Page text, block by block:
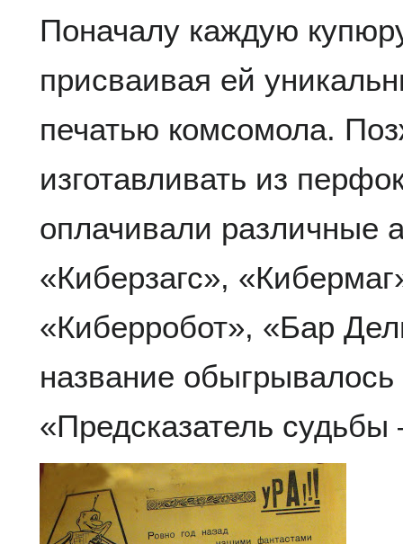
Поначалу каждую
присваивая ей
печатью комсомола.
изготавливать из
оплачивали различные
«Киберзагс»,
«Киберробот», «Бар
название обыгрывалось
«Предсказатель